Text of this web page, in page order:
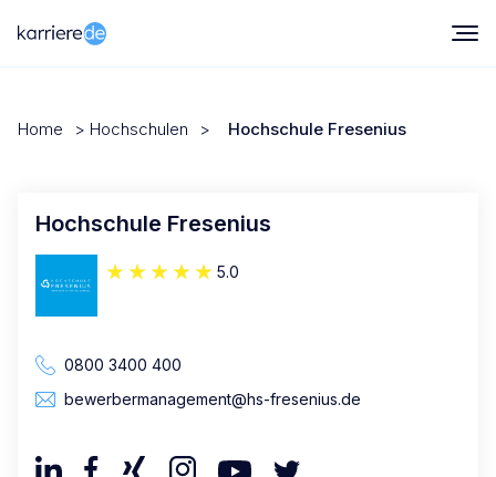
Home > Hochschulen > Hochschule Fresenius
Hochschule Fresenius
5.0
0800 3400 400
bewerbermanagement@hs-fresenius.de